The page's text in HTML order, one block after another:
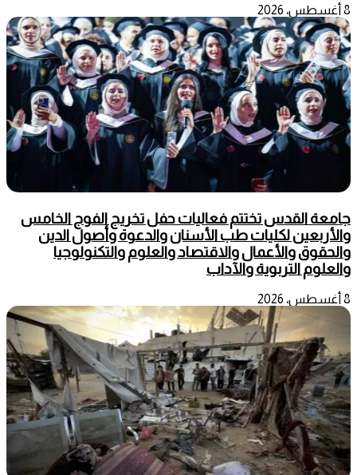
8 أغسطس، 2026
جامعة القدس تختتم فعاليات حفل تخريج الفوج الخامس
والأربعين لكليات طب الأسنان والدعوة وأصول الدين
والحقوق والأعمال والاقتصاد والعلوم والتكنولوجيا
والعلوم التربوية والآداب
8 أغسطس، 2026